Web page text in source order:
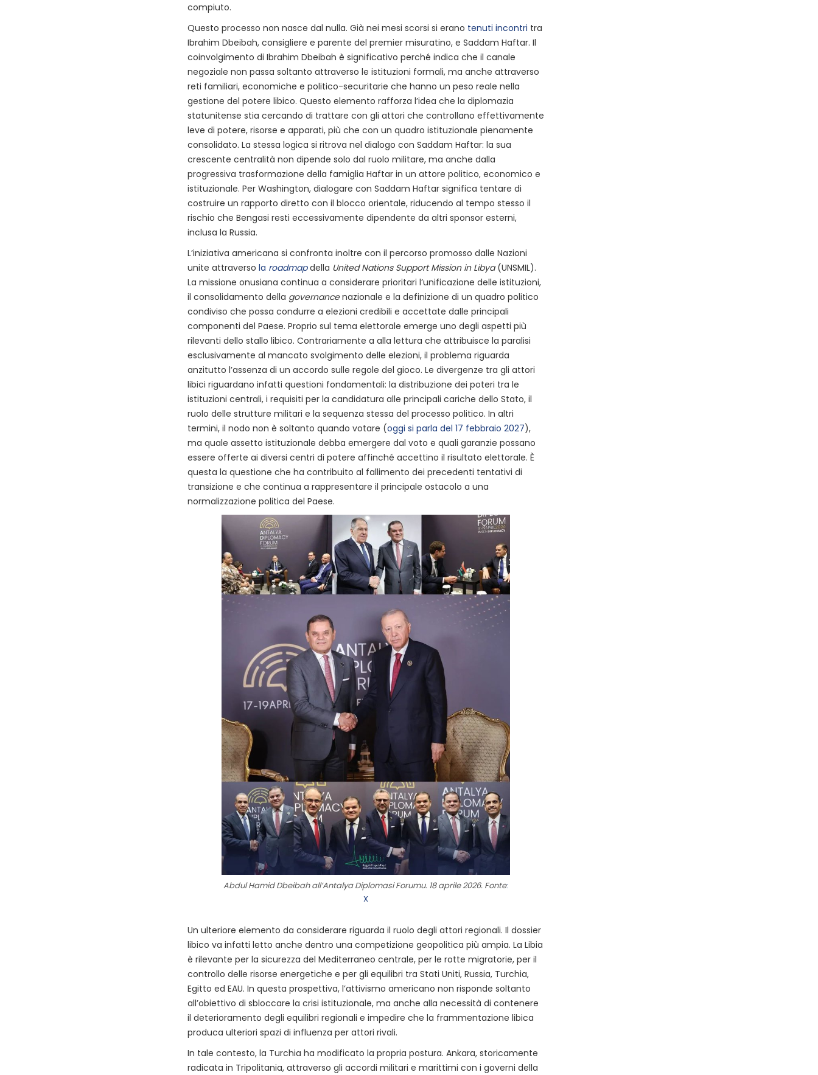
compiuto.
Questo processo non nasce dal nulla. Già nei mesi scorsi si erano tenuti incontri tra
Ibrahim Dbeibah, consigliere e parente del premier misuratino, e Saddam Haftar. Il
coinvolgimento di Ibrahim Dbeibah è significativo perché indica che il canale
negoziale non passa soltanto attraverso le istituzioni formali, ma anche attraverso
reti familiari, economiche e politico-securitarie che hanno un peso reale nella
gestione del potere libico. Questo elemento rafforza l’idea che la diplomazia
statunitense stia cercando di trattare con gli attori che controllano effettivamente
leve di potere, risorse e apparati, più che con un quadro istituzionale pienamente
consolidato. La stessa logica si ritrova nel dialogo con Saddam Haftar: la sua
crescente centralità non dipende solo dal ruolo militare, ma anche dalla
progressiva trasformazione della famiglia Haftar in un attore politico, economico e
istituzionale. Per Washington, dialogare con Saddam Haftar significa tentare di
costruire un rapporto diretto con il blocco orientale, riducendo al tempo stesso il
rischio che Bengasi resti eccessivamente dipendente da altri sponsor esterni,
inclusa la Russia.
L’iniziativa americana si confronta inoltre con il percorso promosso dalle Nazioni
unite attraverso la roadmapdella United Nations Support Mission in Libya(UNSMIL).
La missione onusiana continua a considerare prioritari l’unificazione delle istituzioni,
il consolidamento della governancenazionale e la definizione di un quadro politico
condiviso che possa condurre a elezioni credibili e accettate dalle principali
componenti del Paese. Proprio sul tema elettorale emerge uno degli aspetti più
rilevanti dello stallo libico. Contrariamente a alla lettura che attribuisce la paralisi
esclusivamente al mancato svolgimento delle elezioni, il problema riguarda
anzitutto l’assenza di un accordo sulle regole del gioco. Le divergenze tra gli attori
libici riguardano infatti questioni fondamentali: la distribuzione dei poteri tra le
istituzioni centrali, i requisiti per la candidatura alle principali cariche dello Stato, il
ruolo delle strutture militari e la sequenza stessa del processo politico. In altri
termini, il nodo non è soltanto quando votare (oggi si parla del 17 febbraio 2027),
ma quale assetto istituzionale debba emergere dal voto e quali garanzie possano
essere offerte ai diversi centri di potere affinché accettino il risultato elettorale. È
questa la questione che ha contribuito al fallimento dei precedenti tentativi di
transizione e che continua a rappresentare il principale ostacolo a una
normalizzazione politica del Paese.
Abdul Hamid Dbeibah all’Antalya Diplomasi Forumu. 18 aprile 2026. Fonte:
X
Un ulteriore elemento da considerare riguarda il ruolo degli attori regionali. Il dossier
libico va infatti letto anche dentro una competizione geopolitica più ampia. La Libia
è rilevante per la sicurezza del Mediterraneo centrale, per le rotte migratorie, per il
controllo delle risorse energetiche e per gli equilibri tra Stati Uniti, Russia, Turchia,
Egitto ed EAU. In questa prospettiva, l’attivismo americano non risponde soltanto
all’obiettivo di sbloccare la crisi istituzionale, ma anche alla necessità di contenere
il deterioramento degli equilibri regionali e impedire che la frammentazione libica
produca ulteriori spazi di influenza per attori rivali.
In tale contesto, la Turchia ha modificato la propria postura. Ankara, storicamente
radicata in Tripolitania, attraverso gli accordi militari e marittimi con i governi della